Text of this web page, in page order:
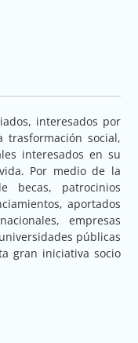
interesados por
social,
interesados en su
Por medio de la
becas, patrocinios
aportados
empresas
públicas
gran iniciativa socio